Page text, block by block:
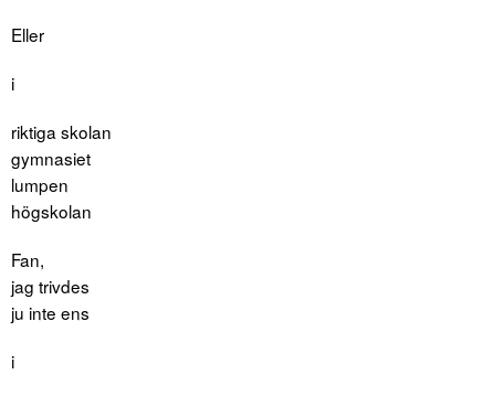
Eller
i
riktiga skolan
gymnasiet
lumpen
högskolan
Fan,
jag trivdes
ju inte ens
i